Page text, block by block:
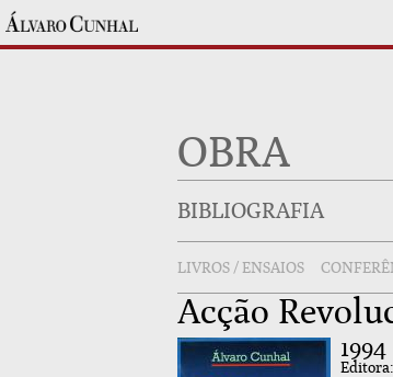
OBRA
BIBLIOGRAFIA
LIVROS / ENSAIOS
Acção
1994